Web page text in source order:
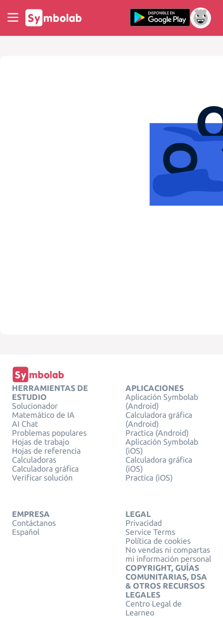
HERRAMIENTAS DE
ESTUDIO
Solucionador
Matemático de IA
AI Chat
Problemas populares
Hojas de trabajo
Hojas de referencia
Calculadoras
Calculadora gráfica
Verificar solución
APLICACIONES
Aplicación Symbolab
(Android)
Calculadora gráfica
(Android)
Practica (Android)
Aplicación Symbolab
(iOS)
Calculadora gráfica
(iOS)
Practica (iOS)
EMPRESA
Contáctanos
Español
LEGAL
Privacidad
Service Terms
Política de cookies
No vendas ni compartas
mi información personal
COPYRIGHT, GUÍAS
COMUNITARIAS, DSA
& OTROS RECURSOS
LEGALES
Centro Legal de
Learneo